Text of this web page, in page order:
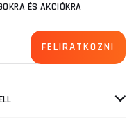
ÉS AKCIÓKRA